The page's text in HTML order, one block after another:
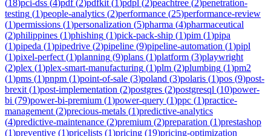
(18)pci-dss (4)pdf(2)pdfkit (1)pdpl (2)peachtree (2)penetration-
testing (1)people-analytics (2)performance (25)performance-review
(1)permissions (1)personalization (5)pharma (4)pharmaceutical
(2)philippines (1)phishing (1)pick-pack-ship (1)pim (1)pipa
(1)pipeda (1)pipedrive (2)pipeline (9)pipeline-automation (1)pipl
(1)pixel-perfect (1)planning (9)plans (1)platform (3)playwright
(2)plex (1)plex-smart-manufacturing (1)plm (2)plumbing (1)pm2
(1)pms (1)pnpm (1)point-of-sale (3)poland (3)polaris (1)pos (9)post-
brexit (1)post-implementation (2)postgres (2)postgresql (10)power-
bi (79)power-bi-premium (1)power-query (1)ppc (1)practice-
management (2)precious-metals (1)predictive-analytics
(4)predictive-maintenance (2)premium (2)preparation (1)prestashop
(1)preventive (1)pricelists (1)pricing (19)pricing-optimization